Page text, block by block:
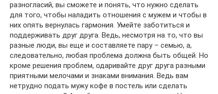
разногласий, вы сможете и понять, что нужно сделать
для того, чтобы наладить отношения с мужем и чтобы в
них опять вернулась гармония. Умейте заботиться и
поддерживать друг друга. Ведь, несмотря на то, что вы
разные люди, вы еще и составляете пару – семью, а,
следовательно, любая проблема должна быть общей. Но
кроме решения проблем, одаривайте друг друга разными
приятными мелочами и знаками внимания. Ведь вам
нетрудно подать мужу кофе в постель или сделать